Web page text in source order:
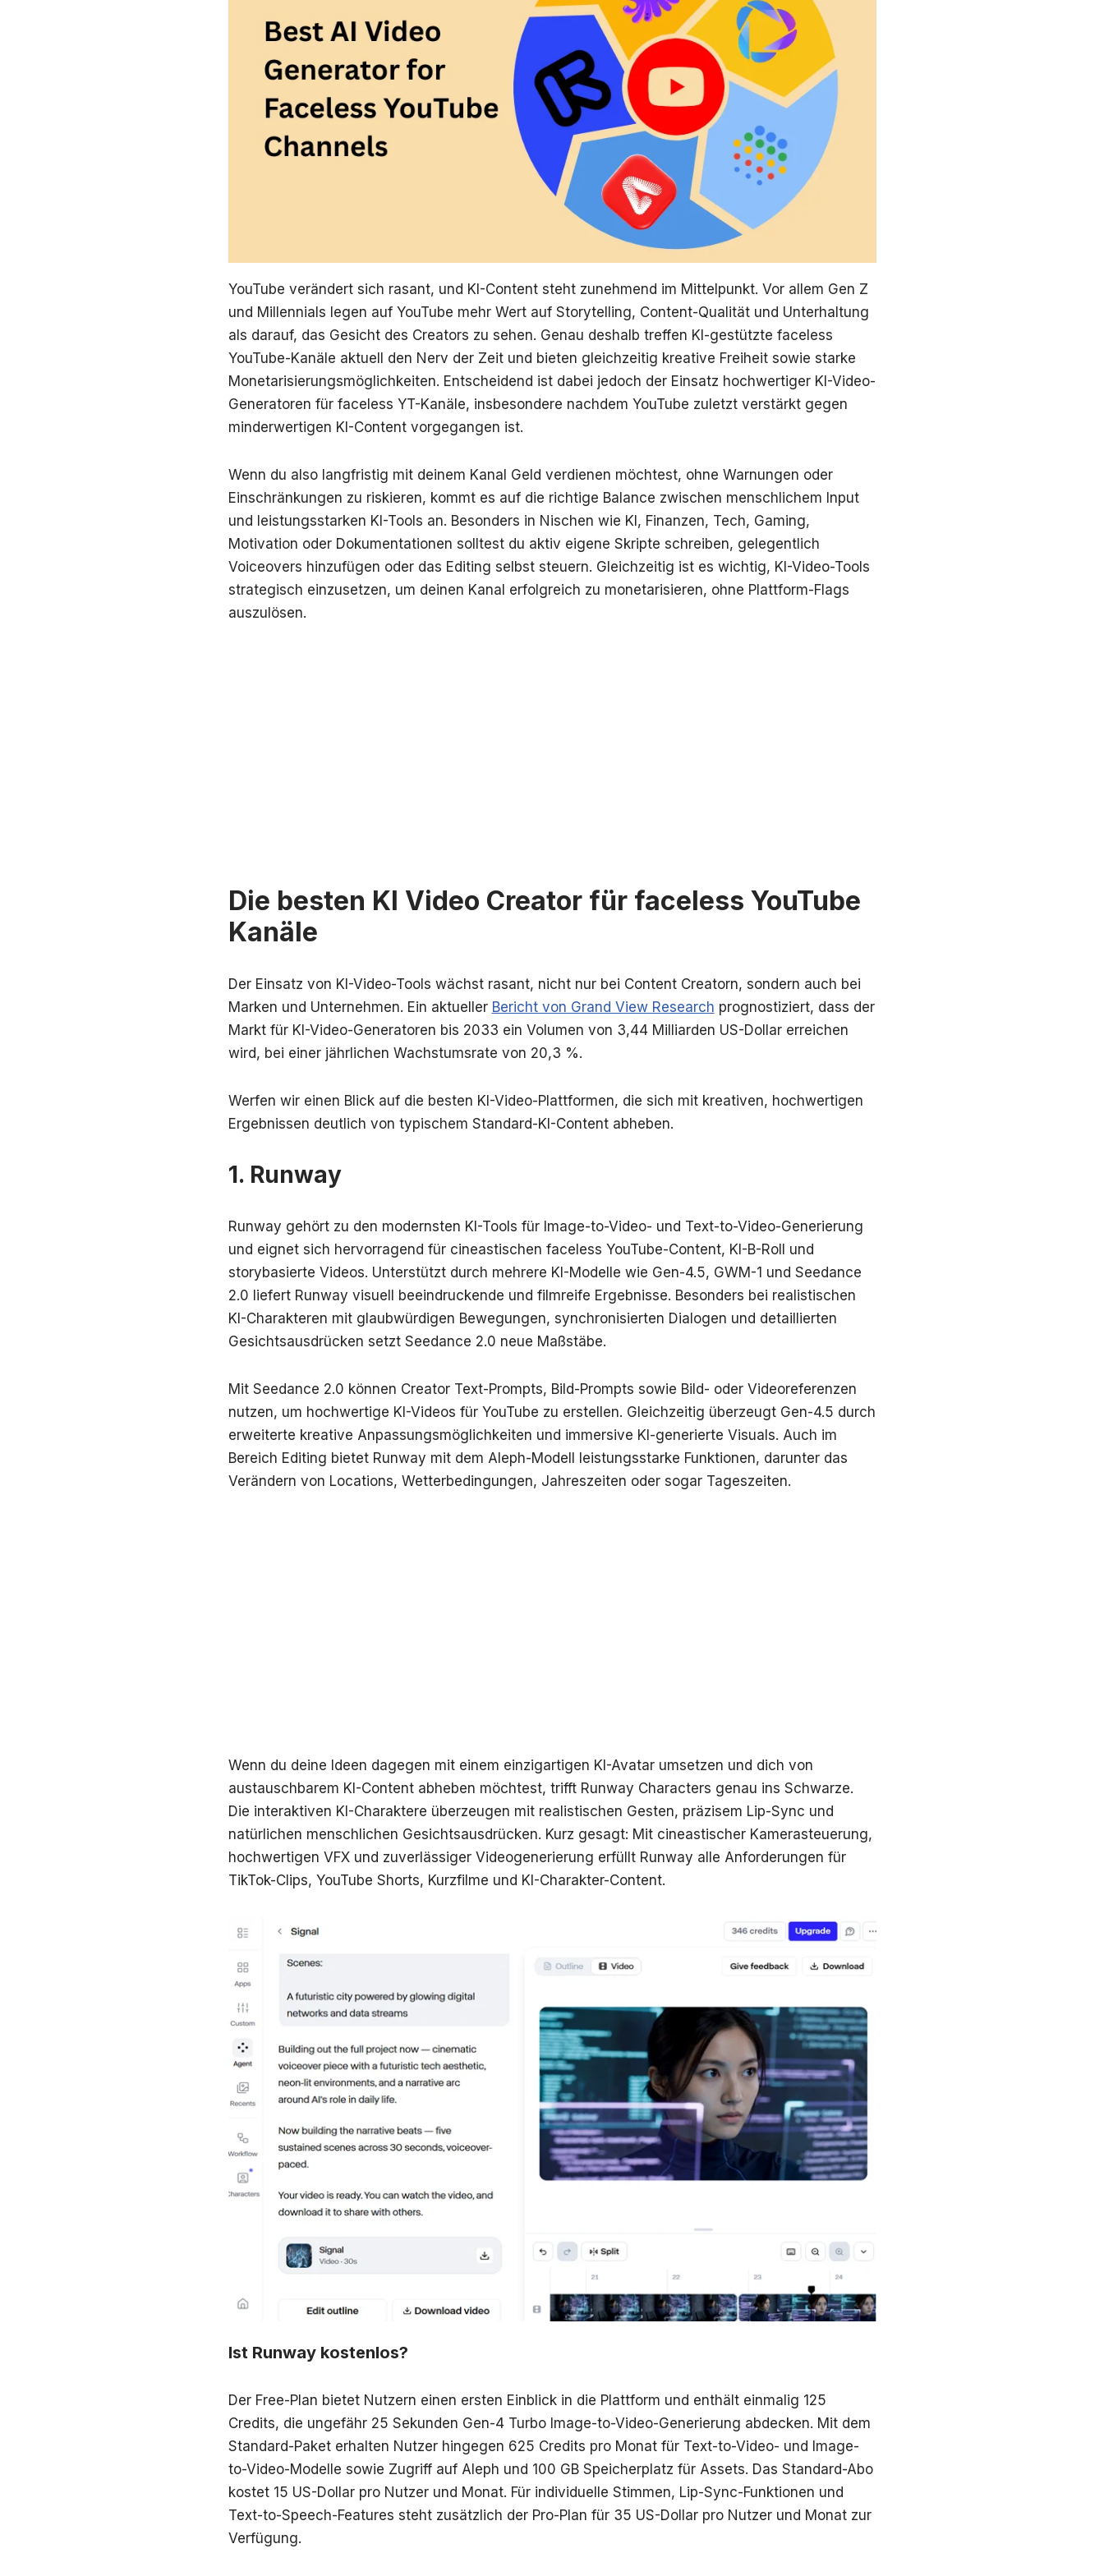
YouTube verändert sich rasant, und KI-Content steht zunehmend im Mittelpunkt. Vor allem Gen Z
und Millennials legen auf YouTube mehr Wert auf Storytelling, Content-Qualität und Unterhaltung
als darauf, das Gesicht des Creators zu sehen. Genau deshalb treffen KI-gestützte faceless
YouTube-Kanäle aktuell den Nerv der Zeit und bieten gleichzeitig kreative Freiheit sowie starke
Monetarisierungsmöglichkeiten. Entscheidend ist dabei jedoch der Einsatz hochwertiger KI-Video-
Generatoren für faceless YT-Kanäle, insbesondere nachdem YouTube zuletzt verstärkt gegen
minderwertigen KI-Content vorgegangen ist.
Wenn du also langfristig mit deinem Kanal Geld verdienen möchtest, ohne Warnungen oder
Einschränkungen zu riskieren, kommt es auf die richtige Balance zwischen menschlichem Input
und leistungsstarken KI-Tools an. Besonders in Nischen wie KI, Finanzen, Tech, Gaming,
Motivation oder Dokumentationen solltest du aktiv eigene Skripte schreiben, gelegentlich
Voiceovers hinzufügen oder das Editing selbst steuern. Gleichzeitig ist es wichtig, KI-Video-Tools
strategisch einzusetzen, um deinen Kanal erfolgreich zu monetarisieren, ohne Plattform-Flags
auszulösen.
Die besten KI Video Creator für faceless YouTube
Kanäle
Der Einsatz von KI-Video-Tools wächst rasant, nicht nur bei Content Creatorn, sondern auch bei
Marken und Unternehmen. Ein aktueller Bericht von Grand View Research prognostiziert, dass der
Markt für KI-Video-Generatoren bis 2033 ein Volumen von 3,44 Milliarden US-Dollar erreichen
wird, bei einer jährlichen Wachstumsrate von 20,3 %.
Werfen wir einen Blick auf die besten KI-Video-Plattformen, die sich mit kreativen, hochwertigen
Ergebnissen deutlich von typischem Standard-KI-Content abheben.
1. Runway
Runway gehört zu den modernsten KI-Tools für Image-to-Video- und Text-to-Video-Generierung
und eignet sich hervorragend für cineastischen faceless YouTube-Content, KI-B-Roll und
storybasierte Videos. Unterstützt durch mehrere KI-Modelle wie Gen-4.5, GWM-1 und Seedance
2.0 liefert Runway visuell beeindruckende und filmreife Ergebnisse. Besonders bei realistischen
KI-Charakteren mit glaubwürdigen Bewegungen, synchronisierten Dialogen und detaillierten
Gesichtsausdrücken setzt Seedance 2.0 neue Maßstäbe.
Mit Seedance 2.0 können Creator Text-Prompts, Bild-Prompts sowie Bild- oder Videoreferenzen
nutzen, um hochwertige KI-Videos für YouTube zu erstellen. Gleichzeitig überzeugt Gen-4.5 durch
erweiterte kreative Anpassungsmöglichkeiten und immersive KI-generierte Visuals. Auch im
Bereich Editing bietet Runway mit dem Aleph-Modell leistungsstarke Funktionen, darunter das
Verändern von Locations, Wetterbedingungen, Jahreszeiten oder sogar Tageszeiten.
Wenn du deine Ideen dagegen mit einem einzigartigen KI-Avatar umsetzen und dich von
austauschbarem KI-Content abheben möchtest, trifft Runway Characters genau ins Schwarze.
Die interaktiven KI-Charaktere überzeugen mit realistischen Gesten, präzisem Lip-Sync und
natürlichen menschlichen Gesichtsausdrücken. Kurz gesagt: Mit cineastischer Kamerasteuerung,
hochwertigen VFX und zuverlässiger Videogenerierung erfüllt Runway alle Anforderungen für
TikTok-Clips, YouTube Shorts, Kurzfilme und KI-Charakter-Content.
Ist Runway kostenlos?
Der Free-Plan bietet Nutzern einen ersten Einblick in die Plattform und enthält einmalig 125
Credits, die ungefähr 25 Sekunden Gen-4 Turbo Image-to-Video-Generierung abdecken. Mit dem
Standard-Paket erhalten Nutzer hingegen 625 Credits pro Monat für Text-to-Video- und Image-
to-Video-Modelle sowie Zugriff auf Aleph und 100 GB Speicherplatz für Assets. Das Standard-Abo
kostet 15 US-Dollar pro Nutzer und Monat. Für individuelle Stimmen, Lip-Sync-Funktionen und
Text-to-Speech-Features steht zusätzlich der Pro-Plan für 35 US-Dollar pro Nutzer und Monat zur
Verfügung.